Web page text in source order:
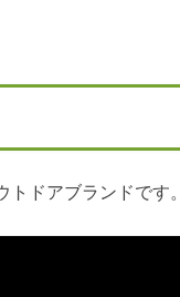
ドアブランドです。